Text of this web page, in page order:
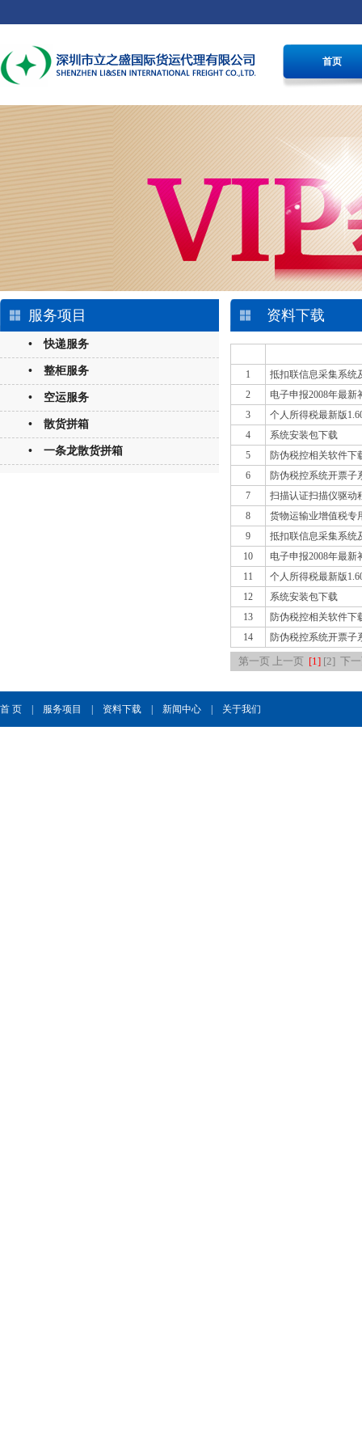
首页
服务项目
• 快递服务
• 整柜服务
• 空运服务
• 散货拼箱
• 一条龙散货拼箱
资料下载
1
抵扣联信息采集系统
2
电子申报2008年最新
3
个人所得税最新版
4
系统安装包下载
5
防伪税控相关软件下
6
防伪税控系统开票子
7
扫描认证扫描仪驱动
8
货物运输业增值税专
9
抵扣联信息采集系统
10
电子申报2008年最新
11
个人所得税最新版
12
系统安装包下载
13
防伪税控相关软件下
14
防伪税控系统开票子
第一页 上一页 [1] [2] 下
首 页 服务项目 资料下载 新闻中心 关于我们